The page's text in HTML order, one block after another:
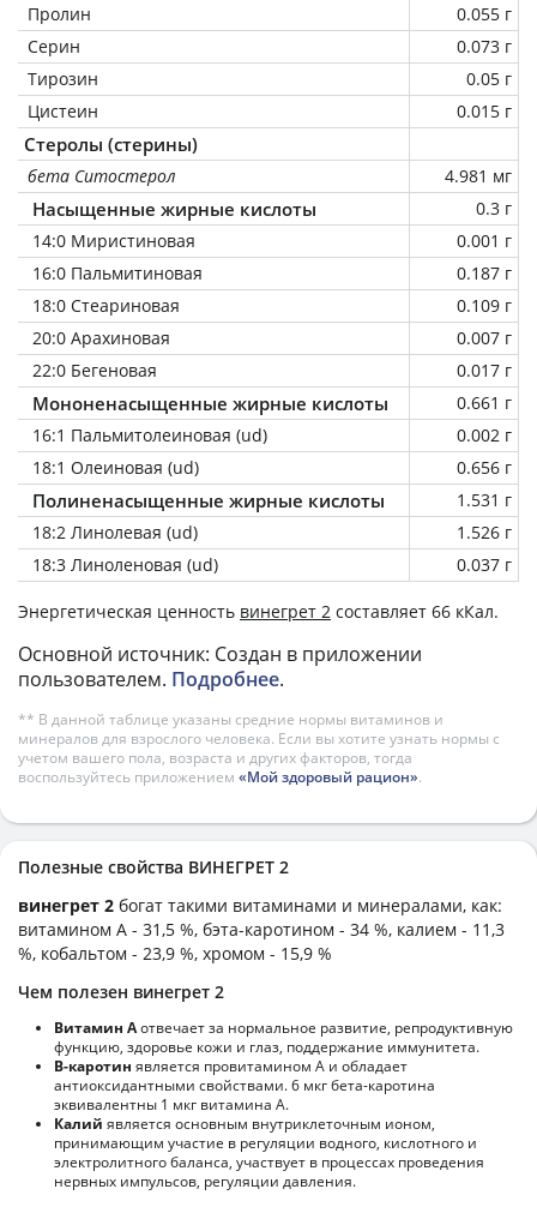
Пролин
0.055 г
Серин
0.073 г
Тирозин
0.05 г
Цистеин
0.015 г
Стеролы (стерины)
бета Ситостерол 4.981 мг
Насыщенные жирные кислоты
0.3 г
14:0 Миристиновая
0.001 г
16:0 Пальмитиновая
0.187 г
18:0 Стеариновая
0.109 г
20:0 Арахиновая
0.007 г
22:0 Бегеновая
0.017 г
Мононенасыщенные жирные кислоты
0.661 г
16:1 Пальмитолеиновая (ud)
0.002 г
18:1 Олеиновая (ud)
0.656 г
Полиненасыщенные жирные кислоты
1.531 г
18:2 Линолевая (ud)
1.526 г
18:3 Линоленовая (ud)
0.037 г
Энергетическая ценность винегрет 2 составляет 66 кКал.
Основной источник: Создан в приложении
пользователем. Подробнее.
** В данной таблице указаны средние нормы витаминов и
минералов для взрослого человека. Если вы хотите узнать нормы с
учетом вашего пола, возраста и других факторов, тогда
воспользуйтесь приложением «Мой здоровый рацион».
Полезные свойства ВИНЕГРЕТ 2
винегрет 2 богат такими витаминами и минералами, как:
витамином А - 31,5 %, бэта-каротином - 34 %, калием - 11,3
%, кобальтом - 23,9 %, хромом - 15,9 %
Чем полезен винегрет 2
Витамин Аотвечает за нормальное развитие, репродуктивную
функцию, здоровье кожи и глаз, поддержание иммунитета.
В-каротин является провитамином А и обладает
антиоксидантными свойствами. 6 мкг бета-каротина
эквивалентны 1 мкг витамина А.
Калий является основным внутриклеточным ионом,
принимающим участие в регуляции водного, кислотного и
электролитного баланса, участвует в процессах проведения
нервных импульсов, регуляции давления.